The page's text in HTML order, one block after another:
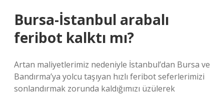
Bursa-İstanbul arabalı
feribot kalktı mı?
Artan maliyetlerimiz nedeniyle İstanbul’dan Bursa ve
Bandırma’ya yolcu taşıyan hızlı feribot seferlerimizi
sonlandırmak zorunda kaldığımızı üzülerek